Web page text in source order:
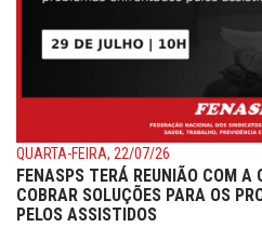
QUARTA-FEIRA, 22/07/26
FENASPS TERÁ REUNIÃO COM A
COBRAR SOLUÇÕES PARA OS
PELOS ASSISTIDOS